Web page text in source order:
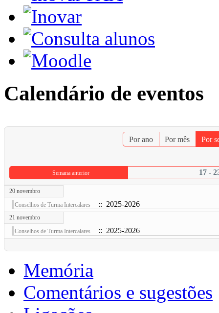
Calendário de eventos
Por ano Por mês Por
Semana anterior 17 -
20 novembro
Conselhos de Turma Intercalares
:: 2025-2026
21 novembro
Conselhos de Turma Intercalares
:: 2025-2026
Memória
Comentários e sugestões